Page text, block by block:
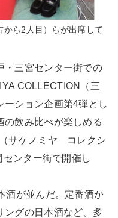
から2人目）らが出席して
・三宮センター街での
COLLECTION（三
ーション企画第4弾とし
の飲み比べが楽しめる
（サケノミヤ コレクシ
ンター街で開催し
酒が並んだ。定番酒か
ングの日本酒など、多